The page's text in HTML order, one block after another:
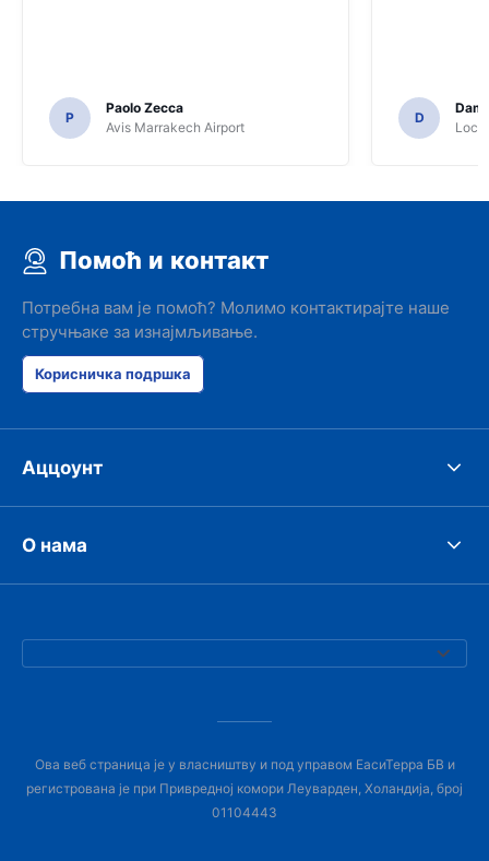
P
Paolo Zecca
Avis Marrakech Airport
D
Помоћ и контакт
Потребна вам је помоћ? Молимо контактирајте наше
стручњаке за изнајмљивање.
Корисничка подршка
Аццоунт
О нама
Ова веб страница је у власништву и под управом ЕасиТерра БВ и
регистрована је при Привредној комори Леуварден, Холандија, број
01104443